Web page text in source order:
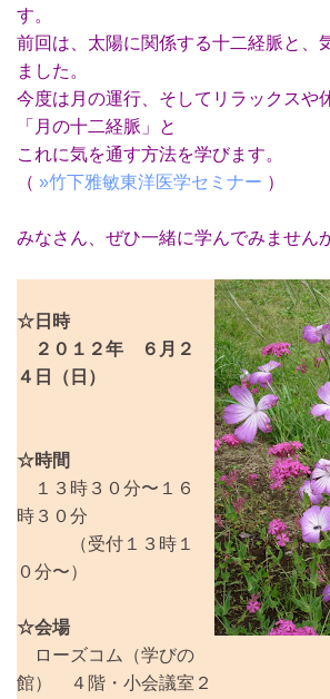
す。
前回は、太陽に関係する十二経脈と、
ました。
今度は月の運行、そしてリラックスや
「月の十二経脈」と
これに気を通す方法を学びます。
（ »竹下雅敏東洋医学セミナー ）
みなさん、ぜひ一緒に学んでみません
☆日時
２０１２年 ６月２
４日（日 ）
☆時間
１３時３０分〜１６
時３０分
（受付１３時１
０分〜）
☆会場
ローズコム（学びの
館） ４階・小会議室２